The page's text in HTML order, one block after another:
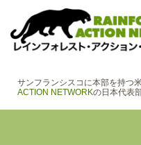
サンフランシスコに本部を持つ
ACTION NETWORKの日本代表